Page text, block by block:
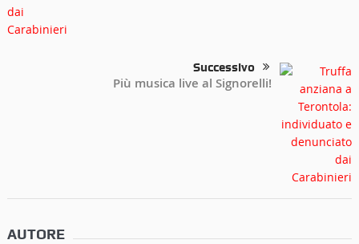
Successivo
Più musica live al Signorelli!
AUTORE